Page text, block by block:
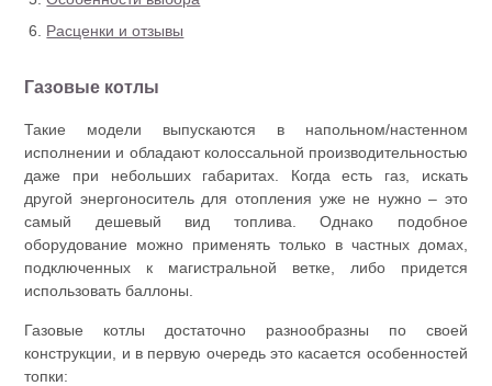
Расценки и отзывы
Газовые котлы
Такие модели выпускаются в напольном/настенном
исполнении и обладают колоссальной производительностью
даже при небольших габаритах. Когда есть газ, искать
другой энергоноситель для отопления уже не нужно – это
самый дешевый вид топлива. Однако подобное
оборудование можно применять только в частных домах,
подключенных к магистральной ветке, либо придется
использовать баллоны.
Газовые котлы достаточно разнообразны по своей
конструкции, и в первую очередь это касается особенностей
топки: